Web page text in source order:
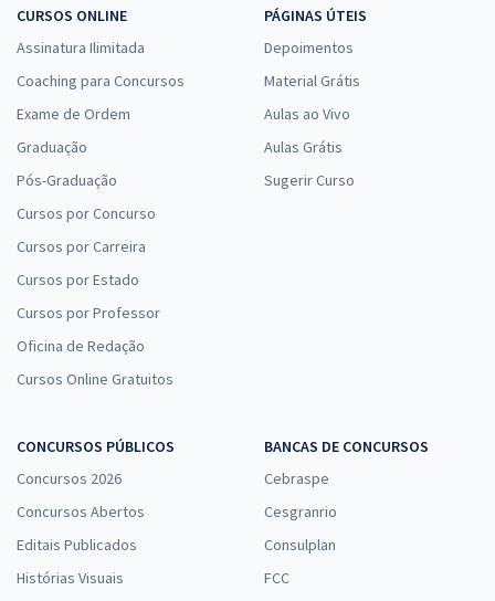
CURSOS ONLINE
Assinatura Ilimitada
Coaching para Concursos
Exame de Ordem
Graduação
Pós-Graduação
Cursos por Concurso
Cursos por Carreira
Cursos por Estado
Cursos por Professor
Oficina de Redação
Cursos Online Gratuitos
PÁGINAS ÚTEIS
Depoimentos
Material Grátis
Aulas ao Vivo
Aulas Grátis
Sugerir Curso
CONCURSOS PÚBLICOS
Concursos 2026
Concursos Abertos
Editais Publicados
Histórias Visuais
BANCAS DE CONCURSOS
Cebraspe
Cesgranrio
Consulplan
FCC